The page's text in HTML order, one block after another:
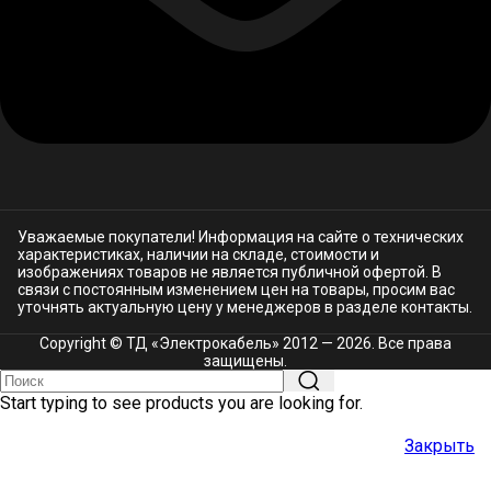
Уважаемые покупатели! Информация на сайте о технических
характеристиках, наличии на складе, стоимости и
изображениях товаров не является публичной офертой. В
связи с постоянным изменением цен на товары, просим вас
уточнять актуальную цену у менеджеров в разделе контакты.
Copyright © ТД «Электрокабель»​ 2012 — 2026. Все права
защищены.
Start typing to see products you are looking for.
Закрыть